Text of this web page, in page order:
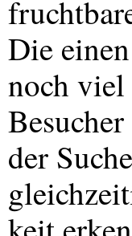
Die
noch viel
der